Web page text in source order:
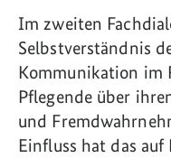
Im zweiten
Selbstverständnis
Kommunikation im
Pflegende über
und
Einfluss hat das